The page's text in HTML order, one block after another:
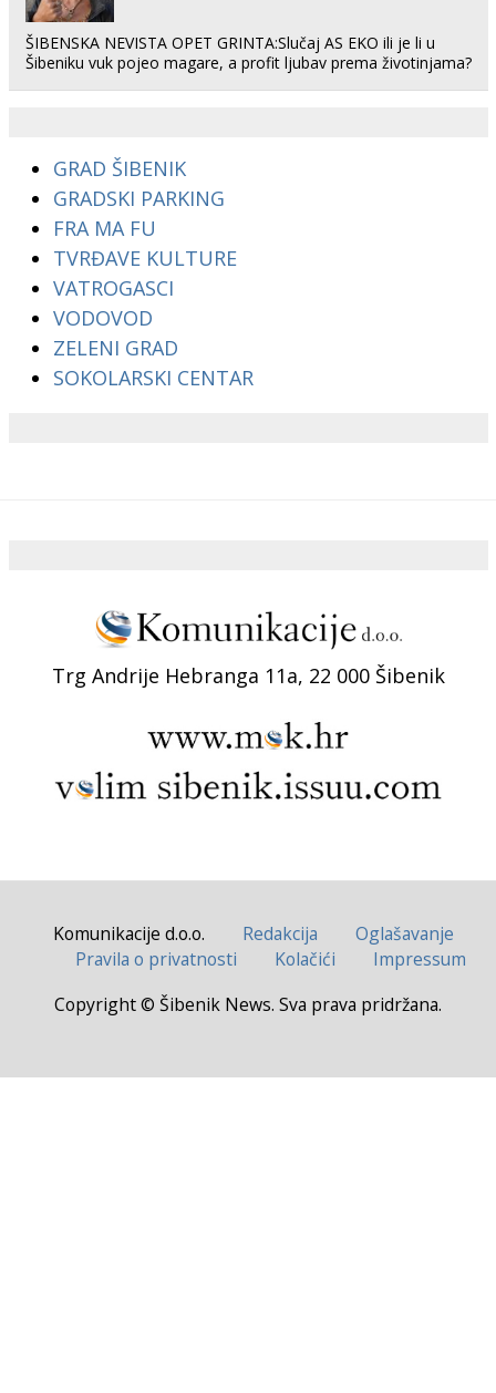
ŠIBENSKA NEVISTA OPET GRINTA:Slučaj AS EKO ili je li u
Šibeniku vuk pojeo magare, a profit ljubav prema životinjama?
GRAD ŠIBENIK
GRADSKI PARKING
FRA MA FU
TVRĐAVE KULTURE
VATROGASCI
VODOVOD
ZELENI GRAD
SOKOLARSKI CENTAR
Trg Andrije Hebranga 11a, 22 000 Šibenik
Komunikacije d.o.o. Redakcija
Oglašavanje
Pravila o privatnosti
Kolačići
Impressum
Copyright © Šibenik News. Sva prava pridržana.